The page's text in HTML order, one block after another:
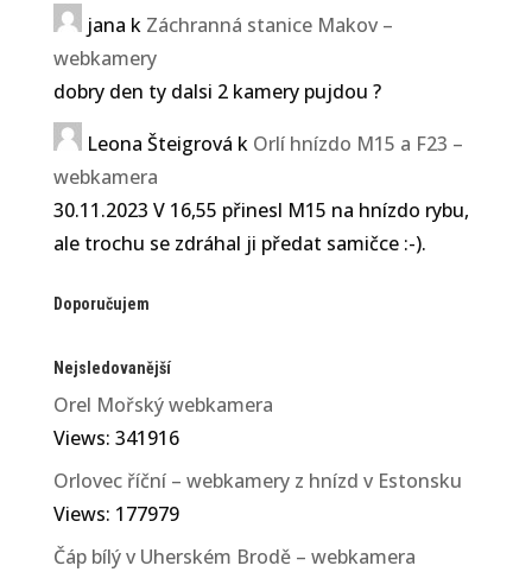
jana k Záchranná stanice Makov –
webkamery
dobry den ty dalsi 2 kamery pujdou ?
Leona Šteigrová k Orlí hnízdo M15 a F23 –
webkamera
30.11.2023 V 16,55 přinesl M15 na hnízdo rybu,
ale trochu se zdráhal ji předat samičce :-).
Doporučujem
Nejsledovanější
Orel Mořský webkamera
Views: 341916
Orlovec říční – webkamery z hnízd v Estonsku
Views: 177979
Čáp bílý v Uherském Brodě – webkamera